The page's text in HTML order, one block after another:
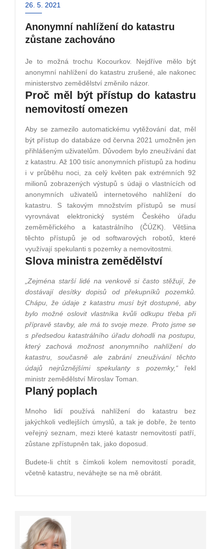
26. 5. 2021
Anonymní nahlížení do katastru
zůstane zachováno
Je to možná trochu Kocourkov. Nejdříve mělo být
anonymní nahlížení do katastru zrušené, ale nakonec
ministerstvo zemědělství změnilo názor.
Proč měl být přístup do katastru
nemovitostí omezen
Aby se zamezilo automatickému vytěžování dat, měl
být přístup do databáze od června 2021 umožněn jen
přihlášeným uživatelům. Důvodem bylo zneužívání dat
z katastru. Až 100 tisíc anonymních přístupů za hodinu
i v průběhu noci, za celý květen pak extrémních 92
milionů zobrazených výstupů s údaji o vlastnících od
anonymních uživatelů internetového nahlížení do
katastru. S takovým množstvím přístupů se musí
vyrovnávat elektronický systém Českého úřadu
zeměměřického a katastrálního (ČÚZK). Většina
těchto přístupů je od softwarových robotů, které
využívají spekulanti s pozemky a nemovitostmi.
Slova ministra zemědělství
„Zejména starší lidé na venkově si často stěžují, že
dostávají desítky dopisů od překupníků pozemků.
Chápu, že údaje z katastru musí být dostupné, aby
bylo možné oslovit vlastníka kvůli odkupu třeba při
přípravě stavby, ale má to svoje meze. Proto jsme se
s předsedou katastrálního úřadu dohodli na postupu,
který zachová možnost anonymního nahlížení do
katastru, současně ale zabrání zneužívání těchto
údajů nejrůznějšími spekulanty s pozemky,“ řekl
ministr zemědělství Miroslav Toman.
Planý poplach
Mnoho lidí používá nahlížení do katastru bez
jakýchkoli vedlejších úmyslů, a tak je dobře, že tento
veřejný seznam, mezi které katastr nemovitostí patří,
zůstane zpřístupněn tak, jako doposud.
Budete-li chtít s čímkoli kolem nemovitostí poradit,
včetně katastru, neváhejte se na mě obrátit.